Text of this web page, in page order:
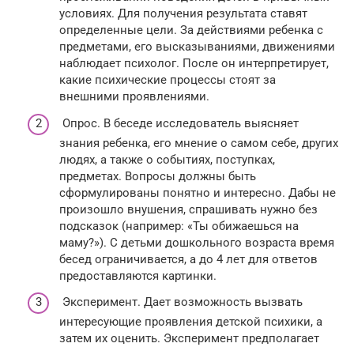
условиях. Для получения результата ставят
определенные цели. За действиями ребенка с
предметами, его высказываниями, движениями
наблюдает психолог. После он интерпретирует,
какие психические процессы стоят за
внешними проявлениями.
Опрос. В беседе исследователь выясняет
знания ребенка, его мнение о самом себе, других
людях, а также о событиях, поступках,
предметах. Вопросы должны быть
сформулированы понятно и интересно. Дабы не
произошло внушения, спрашивать нужно без
подсказок (например: «Ты обижаешься на
маму?»). С детьми дошкольного возраста время
бесед ограничивается, а до 4 лет для ответов
предоставляются картинки.
Эксперимент. Дает возможность вызвать
интересующие проявления детской психики, а
затем их оценить. Эксперимент предполагает